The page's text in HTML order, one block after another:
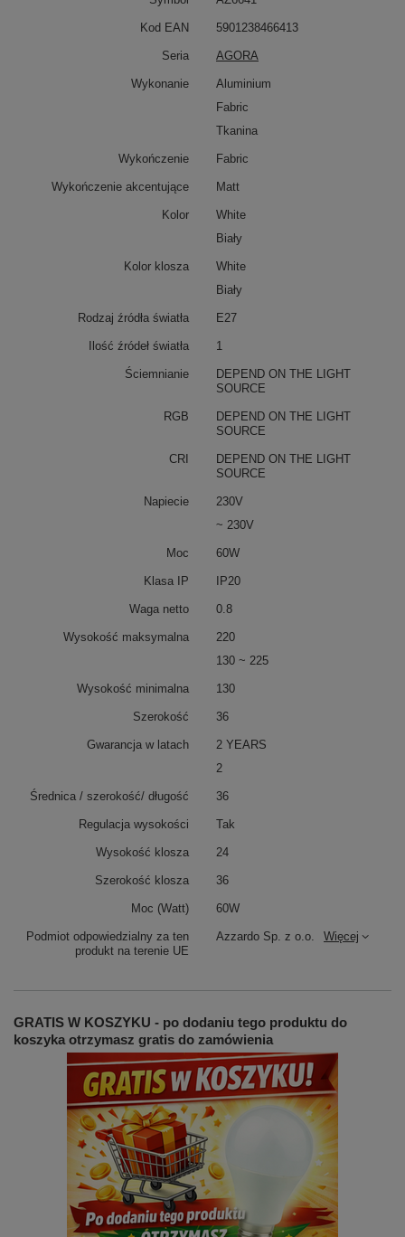
Podmiot odpowiedzialny za ten
produkt na terenie UE
Azzardo Sp. z o.o. Więcej
Kod EAN 5901238466413
Seria AGORA
Wykonanie
Aluminium
Fabric
Tkanina
Wykończenie Fabric
Wykończenie akcentujące Matt
Kolor
White
Biały
Kolor klosza
White
Biały
Rodzaj źródła światła E27
Ilość źródeł światła 1
Ściemnianie
DEPEND ON THE LIGHT
SOURCE
RGB
DEPEND ON THE LIGHT
SOURCE
CRI
DEPEND ON THE LIGHT
SOURCE
Napiecie
230V
~ 230V
Moc 60W
Klasa IP IP20
Waga netto 0.8
Wysokość maksymalna
220
130 ~ 225
Wysokość minimalna 130
Szerokość 36
Gwarancja w latach
2 YEARS
2
Średnica / szerokość/ długość 36
Regulacja wysokości Tak
Wysokość klosza 24
Szerokość klosza 36
Moc (Watt) 60W
GRATIS W KOSZYKU - po dodaniu tego produktu do
koszyka otrzymasz gratis do zamówienia